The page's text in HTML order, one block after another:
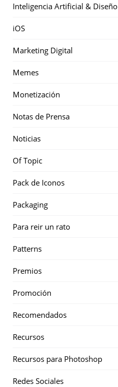
Inteligencia Artificial & Diseño
iOS
Marketing Digital
Memes
Monetización
Notas de Prensa
Noticias
Of Topic
Pack de Iconos
Packaging
Para reir un rato
Patterns
Premios
Promoción
Recomendados
Recursos
Recursos para Photoshop
Redes Sociales